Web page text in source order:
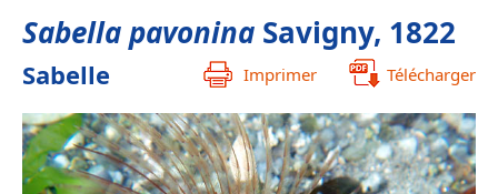
Sabella pavonina Savigny, 1822
Sabelle Imprimer Télécharger